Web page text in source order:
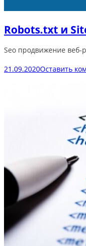
Robots.txt и
Seo продвижение веб-
21.09.2020Оставить